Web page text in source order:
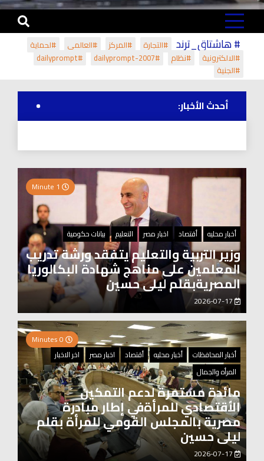
# هاشتاق_ترند #التجارة #المركز #العالمي
#لحماية
#الالكترونية
#نظام #dailyprompt-2007
#dailyprompt
#الجنية
أحدث الأخبار:
أخبار محليه أقتصاد اخبار مصر التعليم بيانات حكومية
وزير التربية والتعليم يتفقد ورشة تدريب
المعلمين على مناهج شهادة البكالوريا
المصريةبقلم ليلى حسين
أخبار المحافظات
أخبار محليه أقتصاد اخبار مصر
اخر الاخبار
المرأه والجمال
مائدة مستمرة لدعم التمكين
الأقتصادي للمرأةفي إطار مبادرة
مصرية بالمجلس القومي للمرأة بقلم
ليلى حسين
2026-07-17